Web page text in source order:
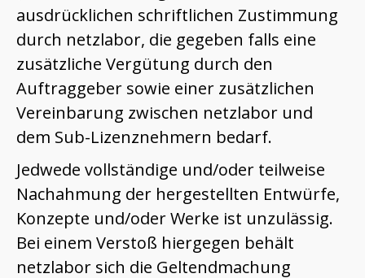
ausdrücklichen schriftlichen Zustimmung
durch netzlabor, die gegeben falls eine
zusätzliche Vergütung durch den
Auftraggeber sowie einer zusätzlichen
Vereinbarung zwischen netzlabor und
dem Sub-Lizenznehmern bedarf.
Jedwede vollständige und/oder teilweise
Nachahmung der hergestellten Entwürfe,
Konzepte und/oder Werke ist unzulässig.
Bei einem Verstoß hiergegen behält
netzlabor sich die Geltendmachung